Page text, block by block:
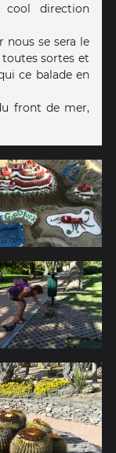
cool direction
nous se sera le
sortes et
ce balade en
front de mer,